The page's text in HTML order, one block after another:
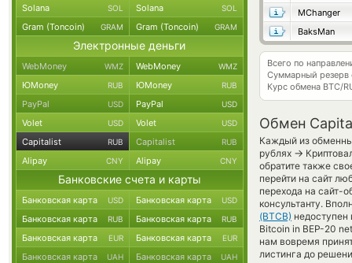
MChanger
BaksMan
Всего по
Суммарный резерв
Курс обмена BTC/
Обмен
Каждый из
рублях →
обратите также
перейти на сайт
перехода на сайт-
консультанту.
(BTCB)
Bitcoin in BEP-20
нам вовремя
листинга до
Solana SOL Solana SOL
Gram (Toncoin) GRAM Gram (Toncoin) GRAM
Электронные деньги
WebMoney WMZ WebMoney WMZ
ЮMoney RUB ЮMoney RUB
PayPal USD PayPal USD
Volet USD Volet USD
Capitalist RUB Capitalist RUB
Alipay CNY Alipay CNY
Банковские счета и карты
Банковская карта USD Банковская карта USD
Банковская карта RUB Банковская карта RUB
Банковская карта EUR Банковская карта EUR
Банковская карта UAH Банковская карта UAH